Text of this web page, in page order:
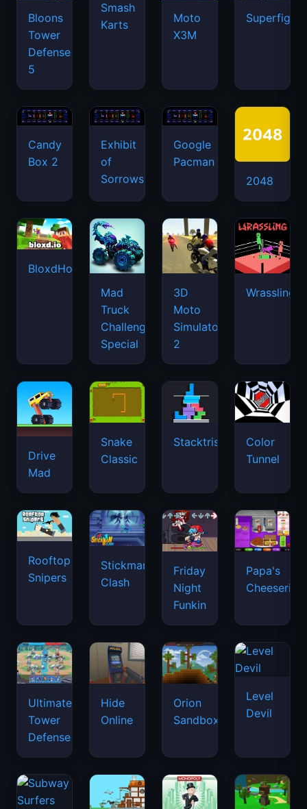
Bloons
Tower
Defense
5
Smash
Karts
Moto
X3M
Candy
Box 2
Exhibit
of
Sorrows
Google
Pacman
2048
BloxdHop.io
Mad
Truck
Challenge
Special
3D
Moto
Simulator
2
Wrassling
Drive
Mad
Snake
Classic
Stacktris
Color
Tunnel
Rooftop
Snipers
Stickman
Clash
Friday
Night
Funkin
Papa's
Cheeseria
Ultimate
Tower
Defense
Hide
Online
Orion
Sandbox
Level
Devil